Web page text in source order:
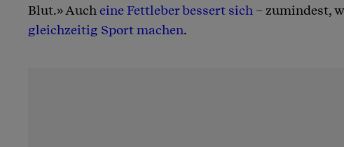
Blut.» Auch eine Fettleber bessert sich – zumindest,
gleichzeitig Sport machen.